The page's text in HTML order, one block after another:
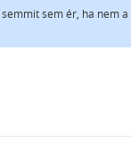
sem ér, ha nem